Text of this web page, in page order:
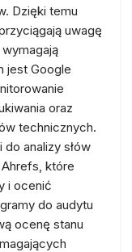
Dzięki temu
uwagę
jest Google
oraz
technicznych.
analizy słów
które
i ocenić
do audytu
ocenę stanu